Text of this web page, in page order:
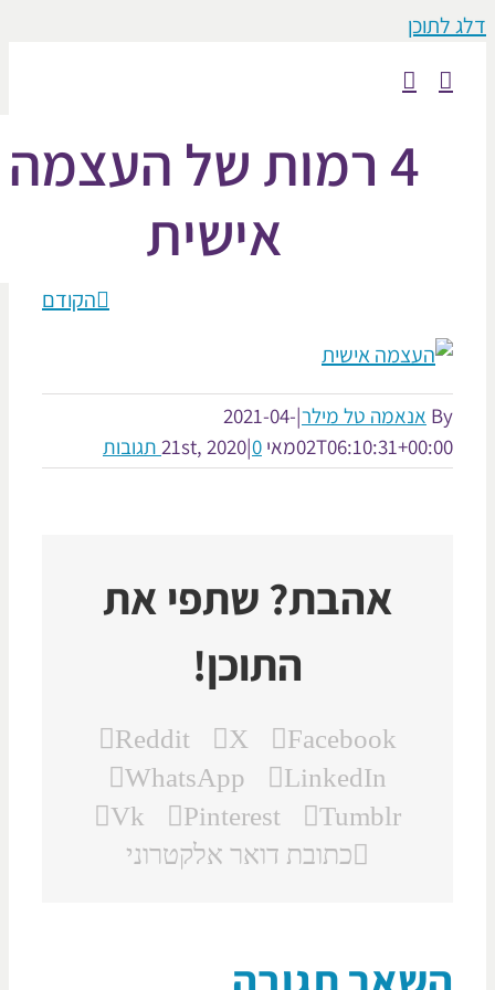
4 רמות של העצמה
אישית
הקודם
אנאמה טל מילר|
2021-04-
מאי 21st, 2020 |0 תגובות
אהבת? שתפי את
התוכן!
Facebook
X
Reddit
LinkedIn
WhatsApp
Tumblr
Pinterest
Vk
כתובת דואר אלקטרוני